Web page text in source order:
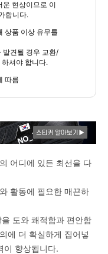
현상이므로 이
합니다.
상품 이상 유무를
발견될 경우 교환/
셔야 합니다.
따름
어디에 있든 최선을 다
활동에 필요한 매끈하
도와 쾌적함과 편안함
에 더 확실하게 집어넣
이 향상됩니다.